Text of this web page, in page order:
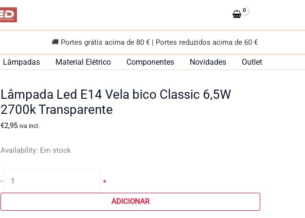
🚚 Portes grátis acima de 80 € | Portes reduzidos acima de 60 €
Lâmpadas Material Elétrico Componentes Novidades Outlet
Lâmpada Led E14 Vela bico Classic 6,5W
2700k Transparente
€2,95 iva incl.
Availability: Em stock
-
Led
+
ADICIONAR
6,5W
2700k
Transparente